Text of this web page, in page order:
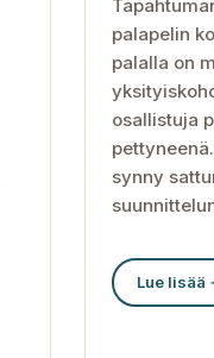
palapelin
palalla on
osallistuja
synny
Lue lisää